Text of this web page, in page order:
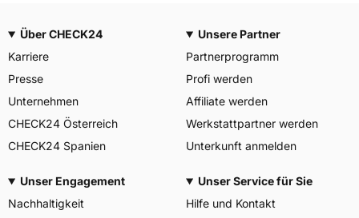
Über CHECK24
Karriere
Presse
Unternehmen
CHECK24 Österreich
CHECK24 Spanien
Unsere Partner
Partnerprogramm
Profi werden
Affiliate werden
Werkstattpartner werden
Unterkunft anmelden
Unser Engagement
Nachhaltigkeit
Unser Service für Sie
Hilfe und Kontakt